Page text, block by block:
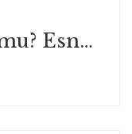
Suçlanan hanutçu mu? Esnaf mı?